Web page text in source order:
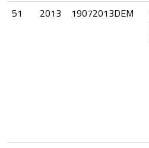
51
2013 19072013DEM